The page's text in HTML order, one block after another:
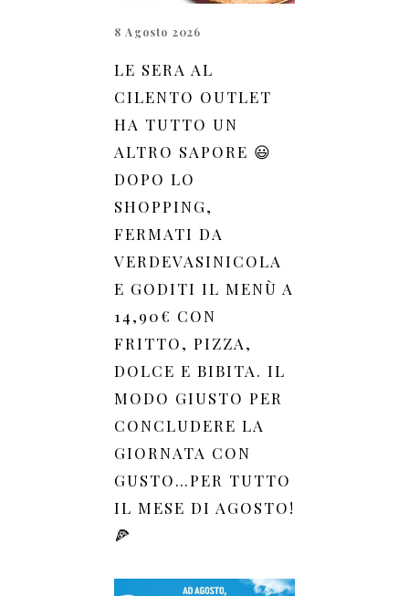
8 Agosto 2026
LE SERA AL
CILENTO OUTLET
HA TUTTO UN
ALTRO SAPORE 😃
DOPO LO
SHOPPING,
FERMATI DA
VERDEVASINICOLA
E GODITI IL MENÙ A
14,90€ CON
FRITTO, PIZZA,
DOLCE E BIBITA. IL
MODO GIUSTO PER
CONCLUDERE LA
GIORNATA CON
GUSTO…PER TUTTO
IL MESE DI AGOSTO!
🍕